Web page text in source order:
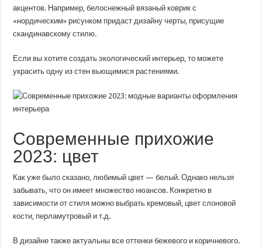
акцентов. Например, белоснежный вязаный коврик с
«нордическим» рисунком придаст дизайну черты, присущие
скандинавскому стилю.
Если вы хотите создать экологический интерьер, то можете
украсить одну из стен вьющимися растениями.
Современные прихожие
2023: цвет
Как уже было сказано, любимый цвет — белый. Однако нельзя
забывать, что он имеет множество нюансов. Конкретно в
зависимости от стиля можно выбрать кремовый, цвет слоновой
кости, перламутровый и т.д.
В дизайне также актуальны все оттенки бежевого и коричневого.